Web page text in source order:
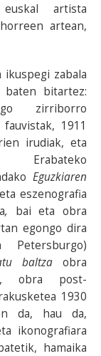
artista
artean,
zabala
bitartez:
zirriborro
1911
irudiak, eta
Erabateko
Eguzkiaren
eszenografia
, bai eta obra
egongo dira
baltza obra
obra post-
1930
da, hau da,
ikonografiara
hamaika